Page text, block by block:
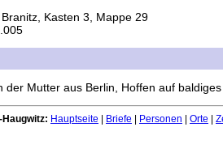
Kasten 3, Mappe 29
der Mutter aus Berlin, Hoffen auf
Hauptseite | Briefe | Personen | Orte |